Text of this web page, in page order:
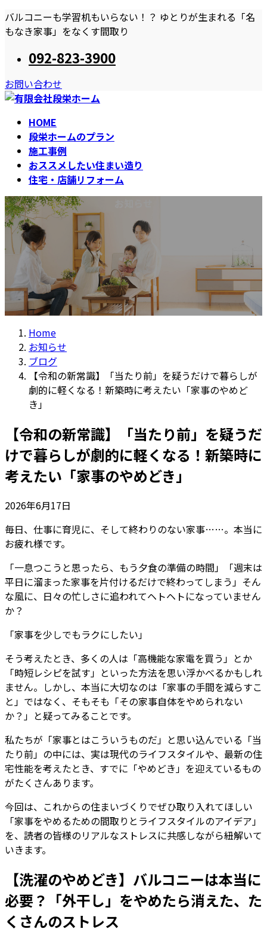
コ
ン
へ
ス
ナ
ビ
ョ
ン
バルコニーも学習机もいらない！？ ゆとりが生まれる「名
もなき家事」をなくす間取り
092-823-3900
お問い合わせ
HOME
段栄ホームのプラン
施工事例
おススメしたい住まい造り
住宅・店舗リフォーム
Home
お知らせ
ブログ
【令和の新常識】「当たり前」を疑うだけで暮らしが
劇的に軽くなる！新築時に考えたい「家事のやめど
き」
【令和の新常識】「当たり前」を疑うだ
けで暮らしが劇的に軽くなる！新築時に
考えたい「家事のやめどき」
2026年6月17日
毎日、仕事に育児に、そして終わりのない家事……。本当に
お疲れ様です。
「一息つこうと思ったら、もう夕食の準備の時間」「週末は
平日に溜まった家事を片付けるだけで終わってしまう」そん
な風に、日々の忙しさに追われてヘトヘトになっていません
か？
「家事を少しでもラクにしたい」
そう考えたとき、多くの人は「高機能な家電を買う」とか
「時短レシピを試す」といった方法を思い浮かべるかもしれ
ません。しかし、本当に大切なのは「家事の手間を減らすこ
と」ではなく、そもそも「その家事自体をやめられない
か？」と疑ってみることです。
私たちが「家事とはこういうものだ」と思い込んでいる「当
たり前」の中には、実は現代のライフスタイルや、最新の住
宅性能を考えたとき、すでに「やめどき」を迎えているもの
がたくさんあります。
今回は、これからの住まいづくりでぜひ取り入れてほしい
「家事をやめるための間取りとライフスタイルのアイデア」
を、読者の皆様のリアルなストレスに共感しながら紐解いて
いきます。
【洗濯のやめどき】バルコニーは本当に
必要？「外干し」をやめたら消えた、た
くさんのストレス